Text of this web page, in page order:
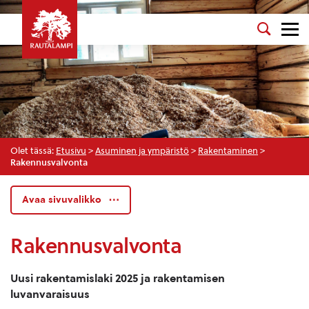
Olet tässä: Etusivu > Asuminen ja ympäristö > Rakentaminen >
Rakennusvalvonta
Avaa sivuvalikko
Rakennusvalvonta
Uusi rakentamislaki 2025 ja rakentamisen
luvanvaraisuus